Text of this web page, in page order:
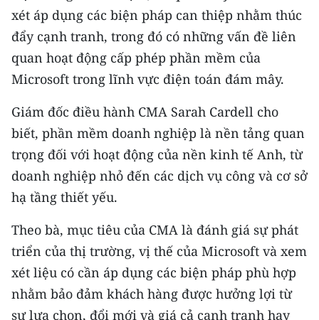
CHUYÊN ĐỀ
CÁC CHUYÊN TRANG
VỀ BÁO NHÂN DÂN
THỜI NAY
NHÂN DÂN CUỐI TUẦN
MUA BÁO
ĐỌC BÁO IN
xét áp dụng các biện pháp can thiệp nhằm thúc
đẩy cạnh tranh, trong đó có những vấn đề liên
quan hoạt động cấp phép phần mềm của
Microsoft trong lĩnh vực điện toán đám mây.
Giám đốc điều hành CMA Sarah Cardell cho
biết, phần mềm doanh nghiệp là nền tảng quan
trọng đối với hoạt động của nền kinh tế Anh, từ
doanh nghiệp nhỏ đến các dịch vụ công và cơ sở
hạ tầng thiết yếu.
Theo bà, mục tiêu của CMA là đánh giá sự phát
triển của thị trường, vị thế của Microsoft và xem
xét liệu có cần áp dụng các biện pháp phù hợp
nhằm bảo đảm khách hàng được hưởng lợi từ
sự lựa chọn, đổi mới và giá cả cạnh tranh hay